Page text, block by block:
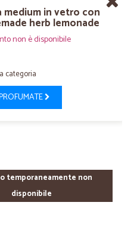
medium in vetro con
herb lemonade
non è disponibile
categoria
temporaneamente non
disponibile